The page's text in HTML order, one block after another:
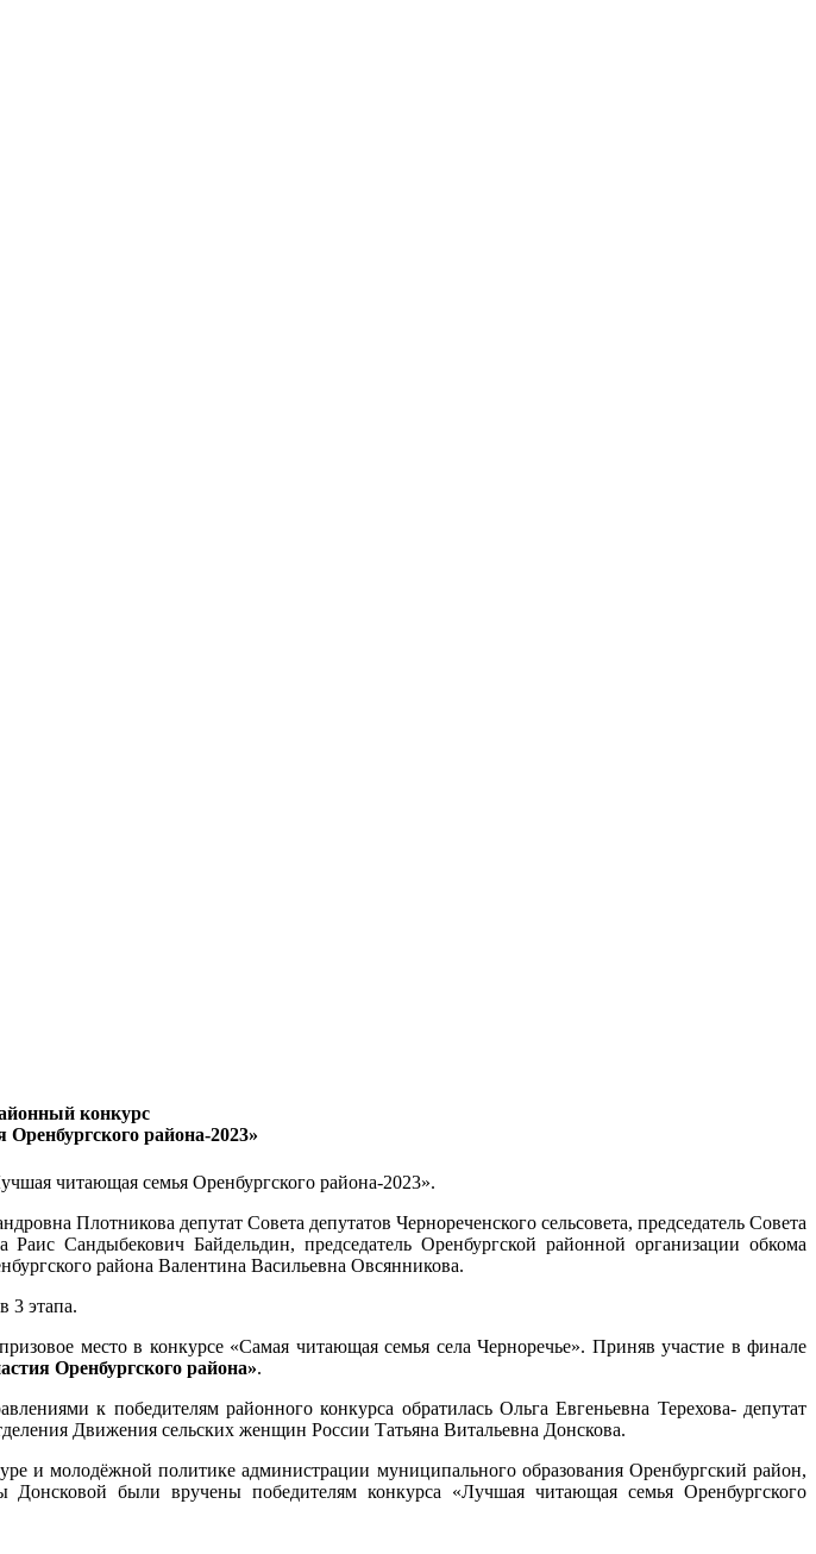
конкурс
района-2023»
читающая семья Оренбургского района-2023».
Плотникова депутат Совета депутатов Чернореченского сельсовета, председатель Совета
Сандыбекович Байдельдин, председатель Оренбургской районной организации обкома
района Валентина Васильевна Овсянникова.
3 этапа.
место в конкурсе «Самая читающая семья села Черноречье». Приняв участие в финале
Оренбургского района».
к победителям районного конкурса обратилась Ольга Евгеньевна Терехова- депутат
Движения сельских женщин России Татьяна Витальевна Донскова.
и молодёжной политике администрации муниципального образования Оренбургский район,
были вручены победителям конкурса «Лучшая читающая семья Оренбургского